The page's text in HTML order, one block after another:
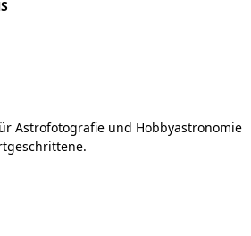
Astrofotografie und Hobbyastronomie